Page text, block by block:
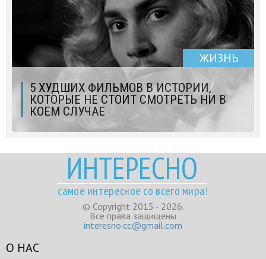
ЖИЗНЬ
5 ХУДШИХ ФИЛЬМОВ В ИСТОРИИ,
КОТОРЫЕ НЕ СТОИТ СМОТРЕТЬ НИ В
КОЕМ СЛУЧАЕ
ИНТЕРЕСНО
самое интересное со всего мира!
© Copyright 2015 - 2026.
Все права защищены
interesno.cc@gmail.com
О НАС